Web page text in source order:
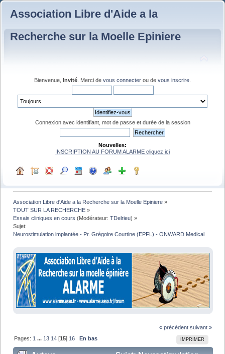
Association Libre d'Aide a la
Recherche sur la Moelle Epiniere
Bienvenue, Invité . Merci de vous connecter ou de vous inscrire
Connexion avec identifiant, mot de passe et durée de la session
Nouvelles:
INSCRIPTION AU FORUM ALARME cliquez ici
Association Libre d'Aide a la Recherche sur la Moelle Epiniere »
TOUT SUR LA RECHERCHE »
Essais cliniques en cours (Modérateur:TDelrieu) »
Sujet:
Neurostimulation implantée - Pr. Grégoire Courtine (EPFL) - ONWARD Medical
« précédent suivant »
IMPRIMER
Pages: 1 ... 13 14 [15] 16 En bas